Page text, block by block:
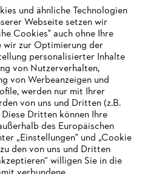
für Lieferunternehmen
Barrierefreiheit
und ähnliche Technologien
Webseite setzen wir
Cookies" auch ohne Ihre
wir zur Optimierung der
personalisierter Inhalte
von Nutzerverhalten,
von Werbeanzeigen und
werden nur mit Ihrer
von uns und Dritten (z.B.
Dritten können Ihre
des Europäischen
„Einstellungen" und „Cookie
den von uns und Dritten
willigen Sie in die